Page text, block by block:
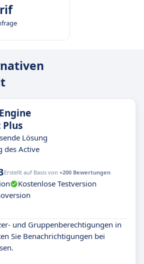
Lösung
des Active
Erstellt auf Basis von +200 Bewertungen
Kostenlose Testversion
und Gruppenberechtigungen in
Sie Benachrichtigungen bei